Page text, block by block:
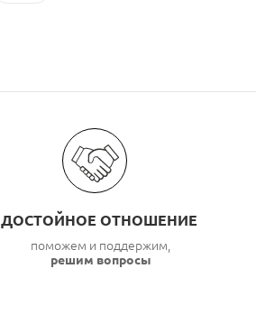
ДОСТОЙНОЕ ОТНОШЕНИЕ
поможем и поддержим,
решим вопросы